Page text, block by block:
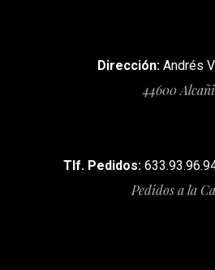
Dirección: Andrés
44600
Tlf. Pedidos:
Pedidos a la